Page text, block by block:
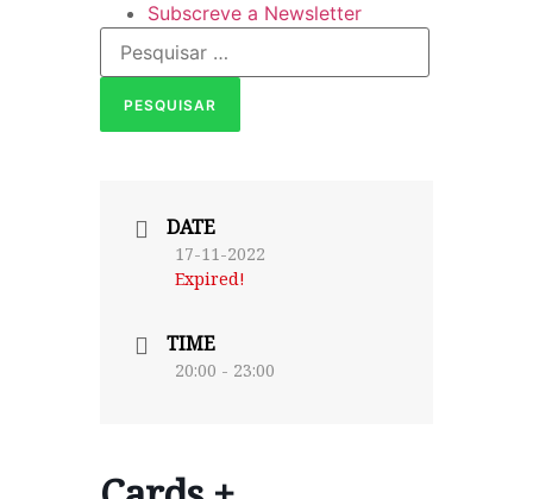
Subscreve a Newsletter
DATE
17-11-2022
Expired!
TIME
20:00 - 23:00